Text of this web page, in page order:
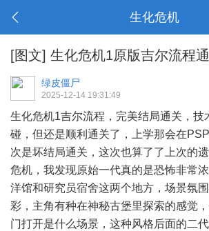
生化危机
[图文] 生化危机1原版吉尔流程
绿皮僵尸
2025-12-14 19:31:49
生化危机1吉尔流程，完美结局通关，技
碰，但还是顺利通关了，上学那会在
次是坏结局通关，这次也算了了上次的
危机，我发现原始一代真的是恐怖非常
洋馆和研究员宿舍这两个地方，场景氛
彩，主角有种在神秘古堡里探索的感觉
门打开是什么场景，这种风格后面的二